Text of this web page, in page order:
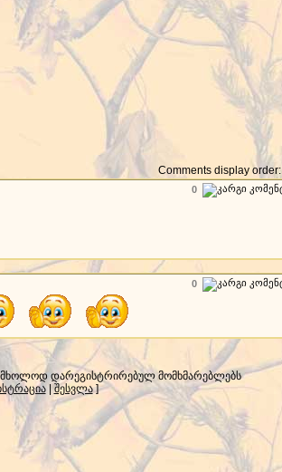
Comments display order:
0
0
მხოლოდ დარეგისტრირებულ მომხმარებლებს
|შესვლა]